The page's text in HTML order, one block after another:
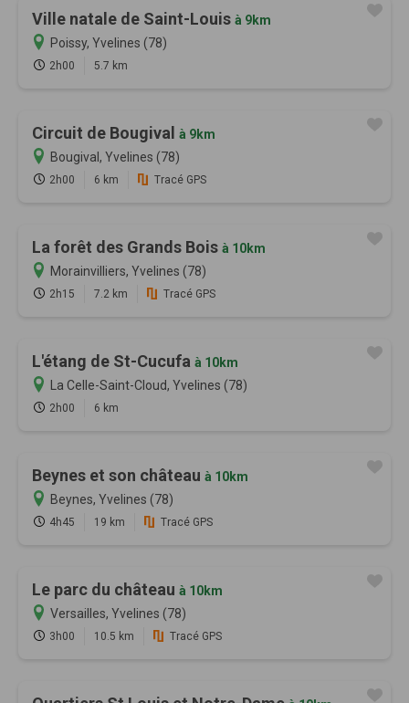
Ville natale de Saint-Louis à 9km
Poissy, Yvelines (78)
2h00 5.7 km
Circuit de Bougival
à 9km
Bougival, Yvelines (78)
2h00 6 km Tracé GPS
La forêt des Grands Bois à 10km
Morainvilliers, Yvelines (78)
2h15 7.2 km Tracé GPS
L'étang de St-Cucufa à 10km
La Celle-Saint-Cloud, Yvelines (78)
2h00 6 km
Beynes et son château à 10km
Beynes, Yvelines (78)
4h45 19 km Tracé GPS
Le parc du château à 10km
Versailles, Yvelines (78)
3h00 10.5 km Tracé GPS